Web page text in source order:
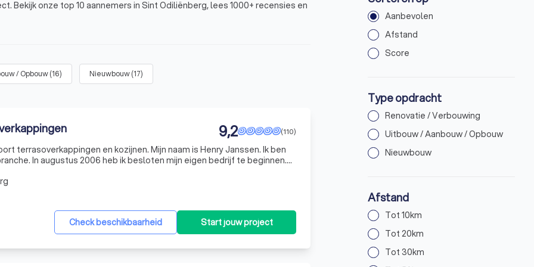
Bekijk onze top 10 aannemers in Sint Odiliënberg, lees 1000+ recensies en
of nieuwbouw.
en heeftcontact met onderaannemers
zoals een aanbouw tot kleinere aanpassingen zoals het
het hele bouwtraject.
of een open keuken wilt realiseren. De aannemer beoordeelt de
plaatsen en sanitair installeren. Een aannemer bewaakt de planning
/ Opbouw(16) Nieuwbouw(17)
(110)
9,2
terrasoverkappingen en kozijnen. Mijn naam is Henry Janssen. Ik ben
In augustus 2006 heb ik besloten mijn eigen bedrijf te beginnen.
Check beschikbaarheid Start jouw project
Aanbevolen
Afstand
Score
Type opdracht
Renovatie / Verbouwing
Uitbouw / Aanbouw / Opbouw
Nieuwbouw
Afstand
Tot 10km
Tot 20km
Tot 30km